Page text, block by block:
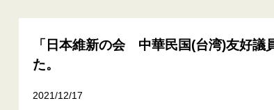
「日本維新の会 中華民国(台湾)友好議
た。
2021/12/17